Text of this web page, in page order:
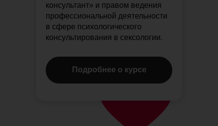
Подробнее о курсе
консультант» и правом ведения
профессиональной деятельности
в сфере психологического
консультирования в сексологии.